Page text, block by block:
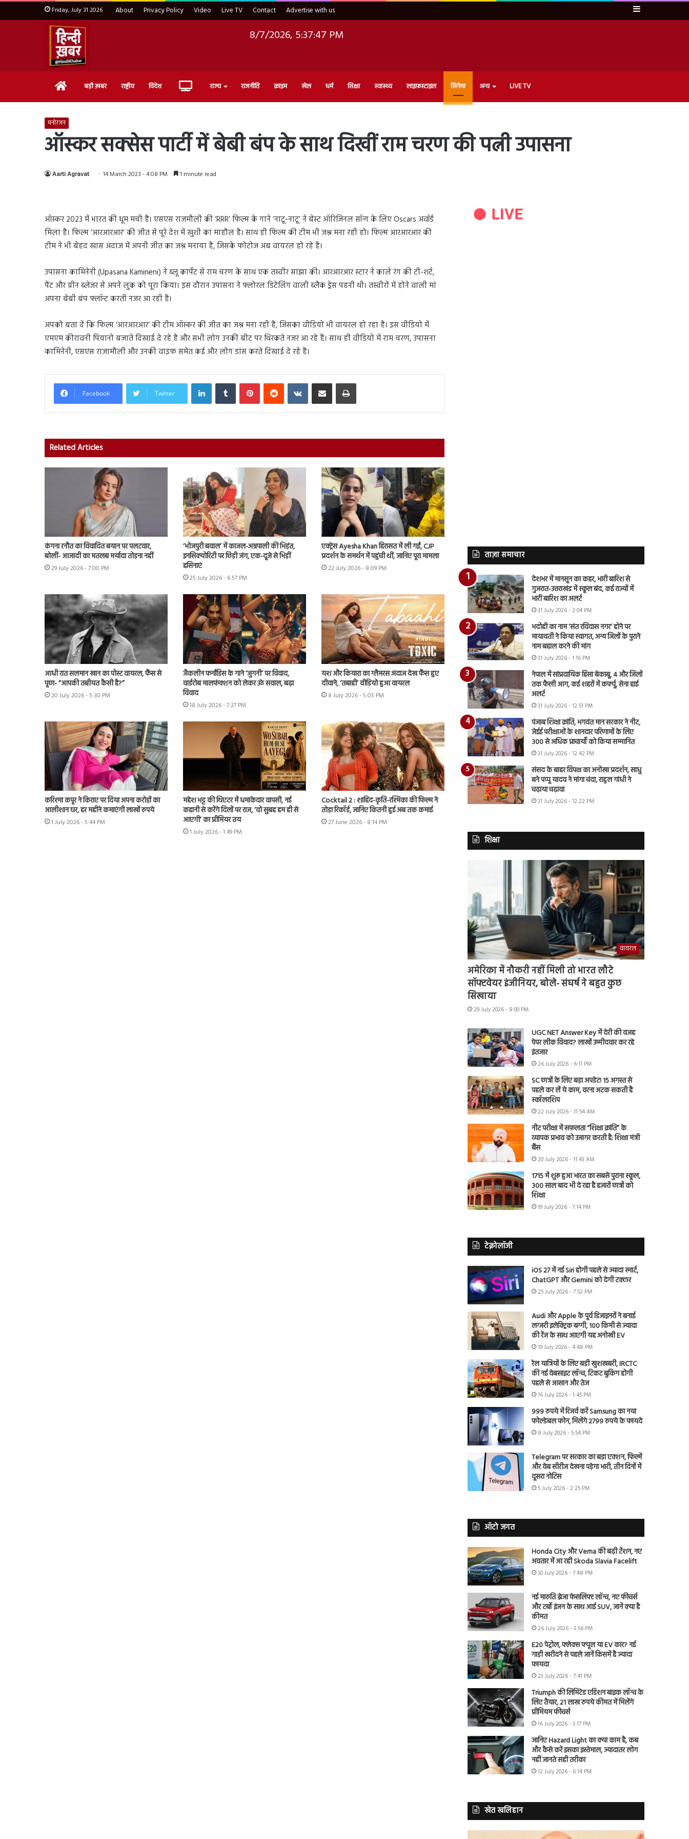
Friday, July 31 2026 About Privacy Policy Video Live TV Contact Advertise with us Sidebar
8/7/2026, 5:37:49 PM
Home बड़ी ख़बर राष्ट्रीय विदेश Live राज्य राजनीति क्राइम खेल धर्म शिक्षा स्वास्थ्य लाइफ़स्टाइल सिनेमा अन्य LIVE TV
मनोरंजन
ऑस्कर सक्सेस पार्टी में बेबी बंप के साथ दिखीं राम चरण की पत्नी उपासना
Aarti Agravat 14 March 2023 - 4:08 PM 1 minute read
ऑस्कर 2023 में भारत की धूम मची है। एसएस राजमौली की ‘RRR’ फिल्म के गाने ‘नाटू-नाटू’ ने बेस्ट ऑरिजिनल सॉन्ग के लिए Oscars अवॉर्ड
मिला है। फिल्म ‘आरआरआर’ की जीत से पूरे देश में खुशी का माहौल है। साथ ही फिल्म की टीम भी जश्न मना रही हो। फिल्म आरआरआर की
टीम ने भी बेहद खास अंदाज में अपनी जीत का जश्न मनाया है, जिसके फोटोज अब वायरल हो रहे हैं।
उपासना कामिनेनी (Upasana Kamineni) ने ब्लू कार्पेट से राम चरण के साथ एक तस्वीर साझा की। आरआरआर स्टार ने काले रंग की टी-शर्ट,
पैंट और ग्रीन ब्लेजर से अपने लुक को पूरा किया। इस दौरान उपासना ने फ्लोरल डिटेलिंग वाली ब्लैक ड्रेस पहनी थी। तस्वीरों में होने वाली मां
अपना बेबी बंप फ्लॉन्ट करती नजर आ रही हैं।
अपको बता दें कि फिल्म ‘आरआरआर’ की टीम ऑस्कर की जीत का जश्न मना रही है, जिसका वीडियो भी वायरल हो रहा है। इस वीडियो में
एमएम कीरावनी पियानो बजाते दिखाई दे रहे है और सभी लोग उनकी बीट पर थिरकते नजर आ रहे हैं। साथ ही वीडियो में राम चरण, उपासना
कामिनेनी, एसएस राजामौली और उनकी वाइफ समेत कई और लोग डांस करते दिखाई दे रहे हैं।
Facebook Twitter
LinkedInTumblr PinterestReddit VKontakteShare via Email Print
Related Articles
कंगना रनौत का विवादित बयान पर पलटवार,
बोलीं- आजादी का मतलब मर्यादा तोड़ना नहीं
29 July 2026 - 7:00 PM
‘भोजपुरी बवाल’ में काजल-अम्रपाली की भिड़ंत,
इनसिक्योरिटी पर छिड़ी जंग, एक-दूजे से भिड़ीं
हसिनाएं
25 July 2026 - 6:57 PM
एक्ट्रेस Ayesha Khan हिरासत में ली गईं, CJP
प्रदर्शन के समर्थन में पहुंची थीं, जानिए पूरा मामला
22 July 2026 - 8:09 PM
आधी रात सलमान खान का पोस्ट वायरल, फैंस से
पूछा- “आपकी तबीयत कैसी है?”
20 July 2026 - 5:30 PM
जैकलीन फर्नांडिस के गाने ‘जुगनी’ पर विवाद,
वार्डरोब मालफंक्शन को लेकर उठे सवाल, बढ़ा
विवाद
18 July 2026 - 7:27 PM
यश और कियारा का ग्लैमरस अंदाज देख फैंस हुए
दीवाने, ‘तबाही’ वीडियो हुआ वायरल
8 July 2026 - 5:05 PM
करिश्मा कपूर ने किराए पर दिया अपना करोड़ों का
आलीशान घर, हर महीने कमाएंगी लाखों रुपये
1 July 2026 - 5:44 PM
महेश भट्ट की थिएटर में धमाकेदार वापसी, नई
कहानी से करेंगे दिलों पर राज, ‘वो सुबह हम ही से
आएगी’ का प्रीमियर तय
1 July 2026 - 1:49 PM
Cocktail 2 : शाहिद-कृति-रश्मिका की फिल्म ने
तोड़ा रिकॉर्ड, जानिए कितनी हुई अब तक कमाई
27 June 2026 - 8:14 PM
ताज़ा समाचार
देशभर में मानसून का कहर, भारी बारिश से
गुजरात-उत्तराखंड में स्कूल बंद, कई राज्यों में
भारी बारिश का अलर्ट
31 July 2026 - 2:04 PM
भदोही का नाम ‘संत रविदास नगर’ होने पर
मायावती ने किया स्वागत, अन्य जिलों के पुराने
नाम बहाल करने की मांग
31 July 2026 - 1:16 PM
नेपाल में सांप्रदायिक हिंसा बेकाबू, 4 और जिलों
तक फैली आग, कई शहरों में कर्फ्यू, सेना हाई
अलर्ट
31 July 2026 - 12:51 PM
पंजाब शिक्षा क्रांति, भगवंत मान सरकार ने नीट,
जेईई परीक्षाओं के शानदार परिणामों के लिए
300 से अधिक प्राचार्यों को किया सम्मानित
31 July 2026 - 12:42 PM
संसद के बाहर विपक्ष का अनोखा प्रदर्शन, साधु
बने पप्पू यादव ने मांगा चंदा, राहुल गांधी ने
चढ़ाया चढ़ावा
31 July 2026 - 12:22 PM
शिक्षा
वायरल
अमेरिका में नौकरी नहीं मिली तो भारत लौटे
सॉफ्टवेयर इंजीनियर, बोले- संघर्ष ने बहुत कुछ
सिखाया
29 July 2026 - 8:00 PM
UGC NET Answer Key में देरी की वजह
पेपर लीक विवाद? लाखों उम्मीदवार कर रहे
इंतजार
26 July 2026 - 6:11 PM
SC छात्रों के लिए बड़ा अपडेट! 15 अगस्त से
पहले कर लें ये काम, वरना अटक सकती है
स्कॉलरशिप
22 July 2026 - 11:54 AM
नीट परीक्षा में सफलता “शिक्षा क्रांति” के
व्यापक प्रभाव को उजागर करती है: शिक्षा मंत्री
बैंस
20 July 2026 - 11:43 AM
1715 में शुरू हुआ भारत का सबसे पुराना स्कूल,
300 साल बाद भी दे रहा है हजारों छात्रों को
शिक्षा
19 July 2026 - 7:14 PM
टेक्नोलॉजी
iOS 27 में नई Siri होगी पहले से ज्यादा स्मार्ट,
ChatGPT और Gemini को देगी टक्कर
25 July 2026 - 7:52 PM
Audi और Apple के पूर्व डिजाइनरों ने बनाई
लग्जरी इलेक्ट्रिक बग्गी, 100 किमी से ज्यादा
की रेंज के साथ आएगी यह अनोखी EV
19 July 2026 - 4:48 PM
रेल यात्रियों के लिए बड़ी खुशखबरी, IRCTC
की नई वेबसाइट लॉन्च, टिकट बुकिंग होगी
पहले से आसान और तेज
16 July 2026 - 1:45 PM
999 रुपये में रिजर्व करें Samsung का नया
फोल्डेबल फोन, मिलेंगे 2799 रुपये के फायदे
8 July 2026 - 5:54 PM
Telegram पर सरकार का बड़ा एक्शन, फिल्में
और वेब सीरीज देखना पड़ेगा भारी, तीन दिनों में
दूसरा नोटिस
5 July 2026 - 2:25 PM
ऑटो जगत
Honda City और Verna की बढ़ी टेंशन, नए
अवतार में आ रही Skoda Slavia Facelift
30 July 2026 - 7:48 PM
नई मारुति ब्रेजा फेसलिफ्ट लॉन्च, नए फीचर्स
और टर्बो इंजन के साथ आई SUV, जानें क्या है
कीमत
26 July 2026 - 3:56 PM
E20 पेट्रोल, फ्लेक्स फ्यूल या EV कार? नई
गाड़ी खरीदने से पहले जानें किसमें है ज्यादा
फायदा
23 July 2026 - 7:41 PM
Triumph की लिमिटेड एडिशन बाइक लॉन्च के
लिए तैयार, 21 लाख रुपये कीमत में मिलेंगे
प्रीमियम फीचर्स
16 July 2026 - 3:17 PM
जानिए Hazard Light का क्या काम है, कब
और कैसे करें इसका इस्तेमाल, ज्यादातर लोग
नहीं जानते सही तरीका
12 July 2026 - 6:14 PM
खेत खलिहान